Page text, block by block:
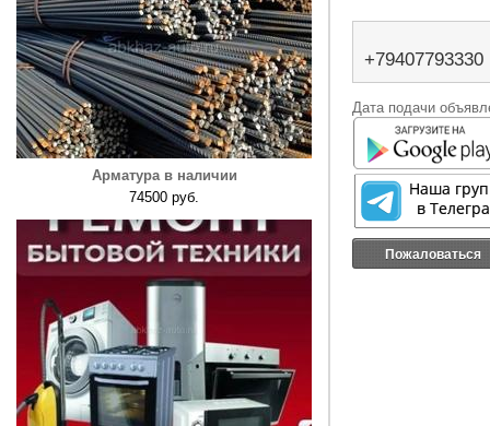
Арматура в наличии
74500 руб.
+79407793330
Дата подачи
Пожаловаться